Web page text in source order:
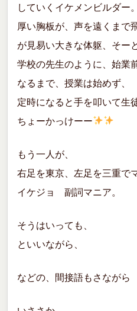
していくイケメンビルダー。
厚い胸板が、声を遠くまで
が見易い大きな体躯、そー
学校の先生のように、始業
なるまで、授業は始めず、
定時になると手を叩いて生
ちょーかっけーー
もう一人が、
右足を東京、左足を三重で
イケジョ 副詞マニア。
そうはいっても、
といいながら、
などの、間接語もさながら